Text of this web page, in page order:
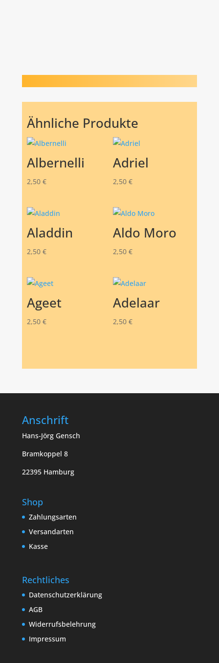
Ähnliche Produkte
Albernelli
2,50 €
Adriel
2,50 €
Aladdin
2,50 €
Aldo Moro
2,50 €
Ageet
2,50 €
Adelaar
2,50 €
Anschrift
Hans-Jörg Gensch
Bramkoppel 8
22395 Hamburg
Shop
Zahlungsarten
Versandarten
Kasse
Rechtliches
Datenschutzerklärung
AGB
Widerrufsbelehrung
Impressum